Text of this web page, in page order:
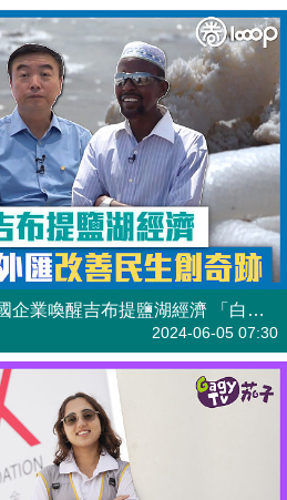
【短片】【功德無量】中國企業喚醒吉布提鹽湖經濟 「白色金子」賺外匯改善民生創奇跡
2024-06-05 07:30